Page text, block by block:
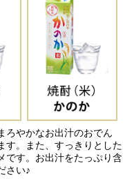
ろやかなお出汁のおでん
す。また、すっきりとした
です。お出汁をたっぷり含
さい♪